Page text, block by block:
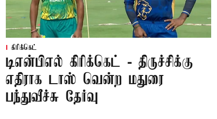
கிரிக்கெட்
டிஎன்பிஎல் கிரிக்கெட் - திருச்சிக்கு
எதிராக டாஸ் வென்ற மதுரை
பந்துவீச்சு தேர்வு